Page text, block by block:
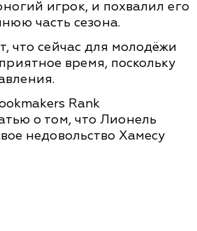
игрок, и похвалил его
часть сезона.
что сейчас для молодёжи
время, поскольку
Rank
о том, что Лионель
недовольство Хамесу